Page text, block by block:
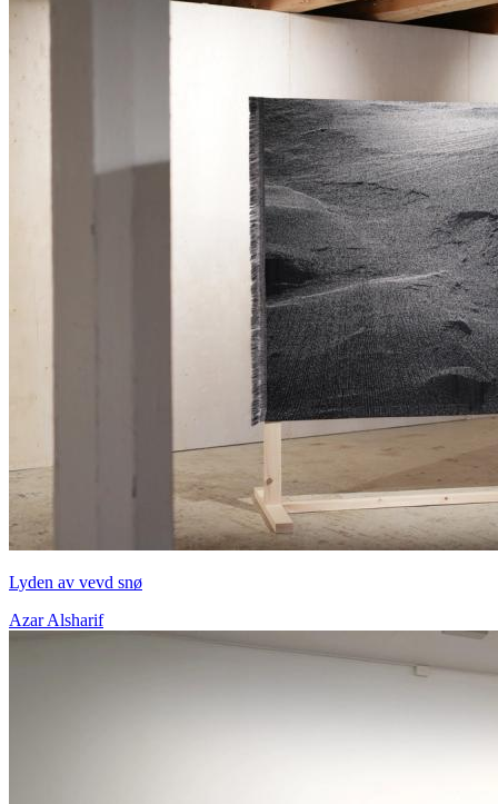
Lyden av vevd snø
Azar Alsharif